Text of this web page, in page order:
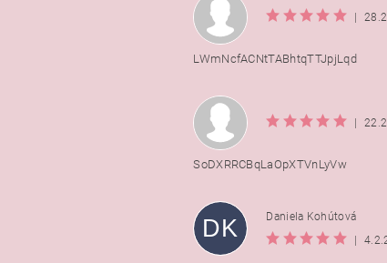
LWmNcfACNtTABhtqTTJpjLqd
SoDXRRCBqLaOpXTVnLyVw
DK
Daniela Kohútová